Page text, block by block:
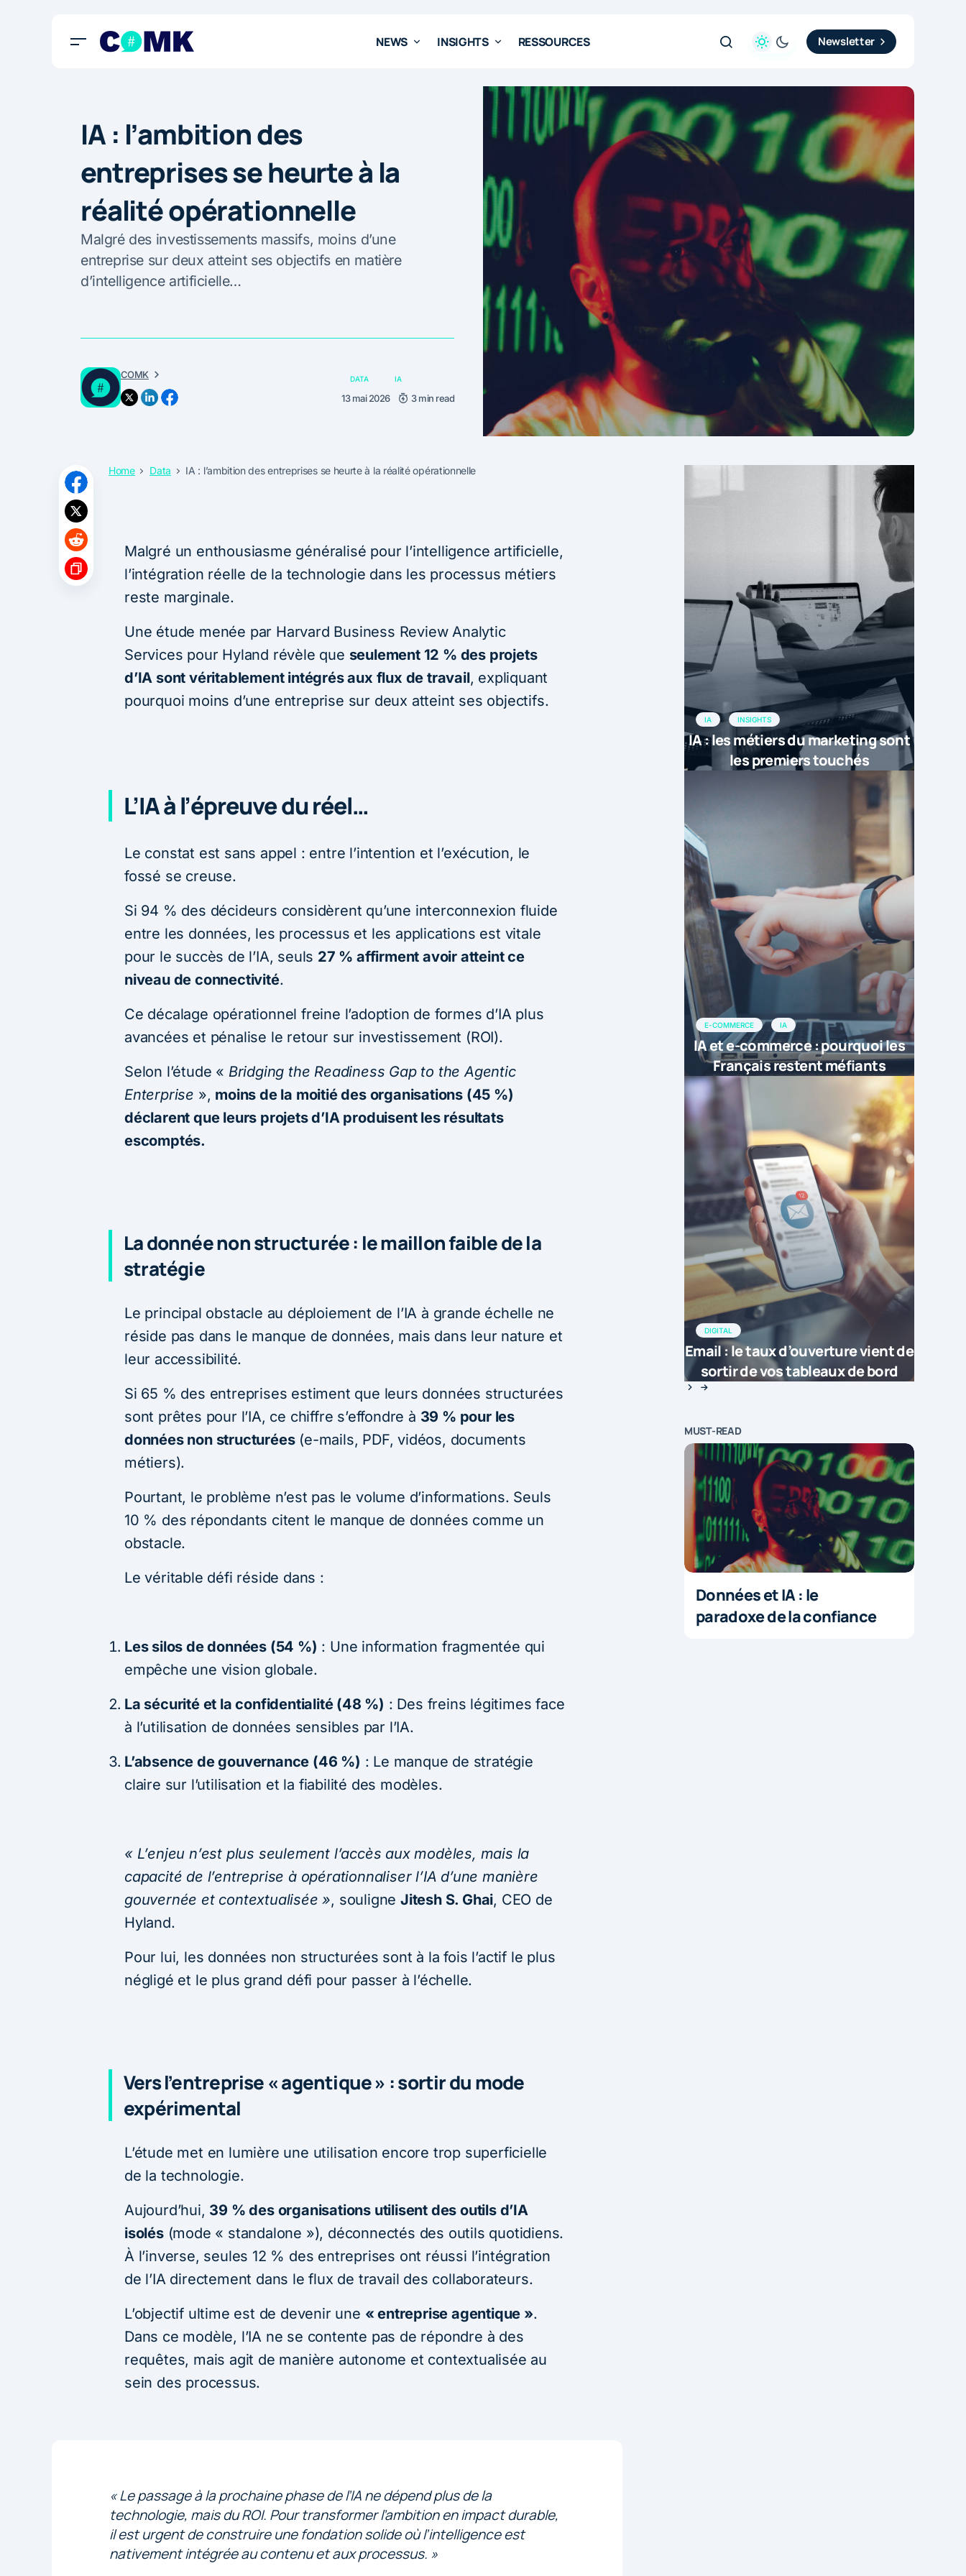
NEWS INSIGHTS RESSOURCES Newsletter
IA : l’ambition des
entreprises se heurte à la
réalité opérationnelle
Malgré des investissements massifs, moins d’une
entreprise sur deux atteint ses objectifs en matière
d’intelligence artificielle…
COMK DATA IA
13 mai 2026 3 min read
Home Data IA : l’ambition des entreprises se heurte à la réalité opérationnelle
Malgré un enthousiasme généralisé pour l’intelligence artificielle,
l’intégration réelle de la technologie dans les processus métiers
reste marginale.
Une étude menée par Harvard Business Review Analytic
Services pour Hyland révèle que seulement 12 % des projets
d’IA sont véritablement intégrés aux flux de travail, expliquant
pourquoi moins d’une entreprise sur deux atteint ses objectifs.
L’IA à l’épreuve du réel…
Le constat est sans appel : entre l’intention et l’exécution, le
fossé se creuse.
Si 94 % des décideurs considèrent qu’une interconnexion fluide
entre les données, les processus et les applications est vitale
pour le succès de l’IA, seuls 27 % affirment avoir atteint ce
niveau de connectivité.
Ce décalage opérationnel freine l’adoption de formes d’IA plus
avancées et pénalise le retour sur investissement (ROI).
Selon l’étude « Bridging the Readiness Gap to the Agentic
Enterprise », moins de la moitié des organisations (45 %)
déclarent que leurs projets d’IA produisent les résultats
escomptés.
La donnée non structurée : le maillon faible de la
stratégie
Le principal obstacle au déploiement de l’IA à grande échelle ne
réside pas dans le manque de données, mais dans leur nature et
leur accessibilité.
Si 65 % des entreprises estiment que leurs données structurées
sont prêtes pour l’IA, ce chiffre s’effondre à 39 % pour les
données non structurées(e-mails, PDF, vidéos, documents
métiers).
Pourtant, le problème n’est pas le volume d’informations. Seuls
10 % des répondants citent le manque de données comme un
obstacle.
Le véritable défi réside dans :
Les silos de données (54 %) : Une information fragmentée qui
empêche une vision globale.
La sécurité et la confidentialité (48 %) : Des freins légitimes face
à l’utilisation de données sensibles par l’IA.
L’absence de gouvernance (46 %) : Le manque de stratégie
claire sur l’utilisation et la fiabilité des modèles.
« L’enjeu n’est plus seulement l’accès aux modèles, mais la
capacité de l’entreprise à opérationnaliser l’IA d’une manière
gouvernée et contextualisée », souligneJitesh S. Ghai, CEO de
Hyland.
Pour lui, les données non structurées sont à la fois l’actif le plus
négligé et le plus grand défi pour passer à l’échelle.
Vers l’entreprise « agentique » : sortir du mode
expérimental
L’étude met en lumière une utilisation encore trop superficielle
de la technologie.
Aujourd’hui, 39 % des organisations utilisent des outils d’IA
isolés(mode « standalone »), déconnectés des outils quotidiens.
À l’inverse, seules 12 % des entreprises ont réussi l’intégration
de l’IA directement dans le flux de travail des collaborateurs.
L’objectif ultime est de devenir une « entreprise agentique ».
Dans ce modèle, l’IA ne se contente pas de répondre à des
requêtes, mais agit de manière autonome et contextualisée au
sein des processus.
« Le passage à la prochaine phase de l’IA ne dépend plus de la
technologie, mais du ROI. Pour transformer l’ambition en impact durable,
il est urgent de construire une fondation solide où l’intelligence est
nativement intégrée au contenu et aux processus. »
IA INSIGHTS
IA : les métiers du marketing sont
les premiers touchés
E-COMMERCE IA
IA et e-commerce : pourquoi les
Français restent méfiants
DIGITAL
Email : le taux d’ouverture vient de
sortir de vos tableaux de bord
MUST-READ
Données et IA : le
paradoxe de la confiance